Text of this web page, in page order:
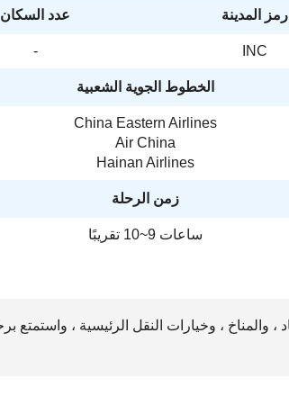
عدد السكان رمز المدينة
- INC
الخطوط الجوية الشعبية
China Eastern Airlines
Air China
Hainan Airlines
زمن الرحلة
ساعات 9~10 تقريبًا